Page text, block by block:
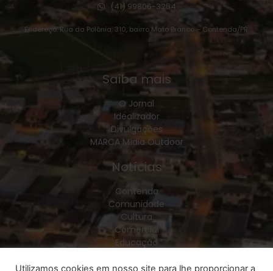
(41) 99806-3254
Endereço: Rua da Polônia, 310, bairro Mato Branco – Contenda/PR.
Saiba mais
O Jornal
Idealizador
Divulgações
MARCA Mídia Outdoor
Notícias
Contenda
Comunidade
Cultura
Comercial
Educação
Geral
Utilizamos cookies em nosso site para lhe proporcionar a